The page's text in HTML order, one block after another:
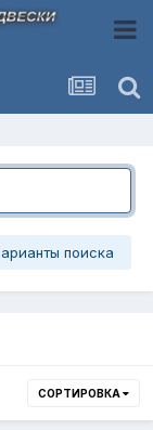
поиска
СОРТИРОВКА